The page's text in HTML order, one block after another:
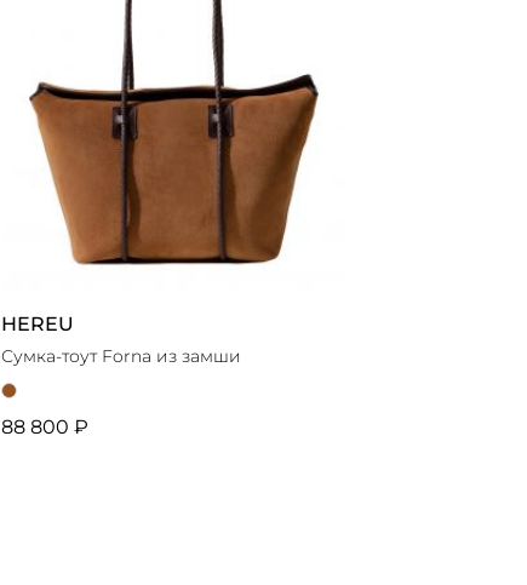
HEREU
Сумка-тоут Forna из замши
88 800 ₽